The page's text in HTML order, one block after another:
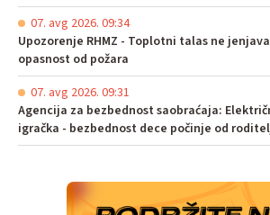
07. avg 2026. 09:34
Upozorenje RHMZ - Toplotni talas ne
opasnost od požara
07. avg 2026. 09:31
Agencija za bezbednost saobraćaja:
igračka - bezbednost dece počinje od